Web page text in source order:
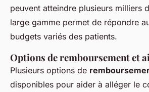
peuvent atteindre plusieurs milliers
large gamme permet de répondre
budgets variés des patients.
Options de remboursement et
Plusieurs options de
disponibles pour aider à alléger le